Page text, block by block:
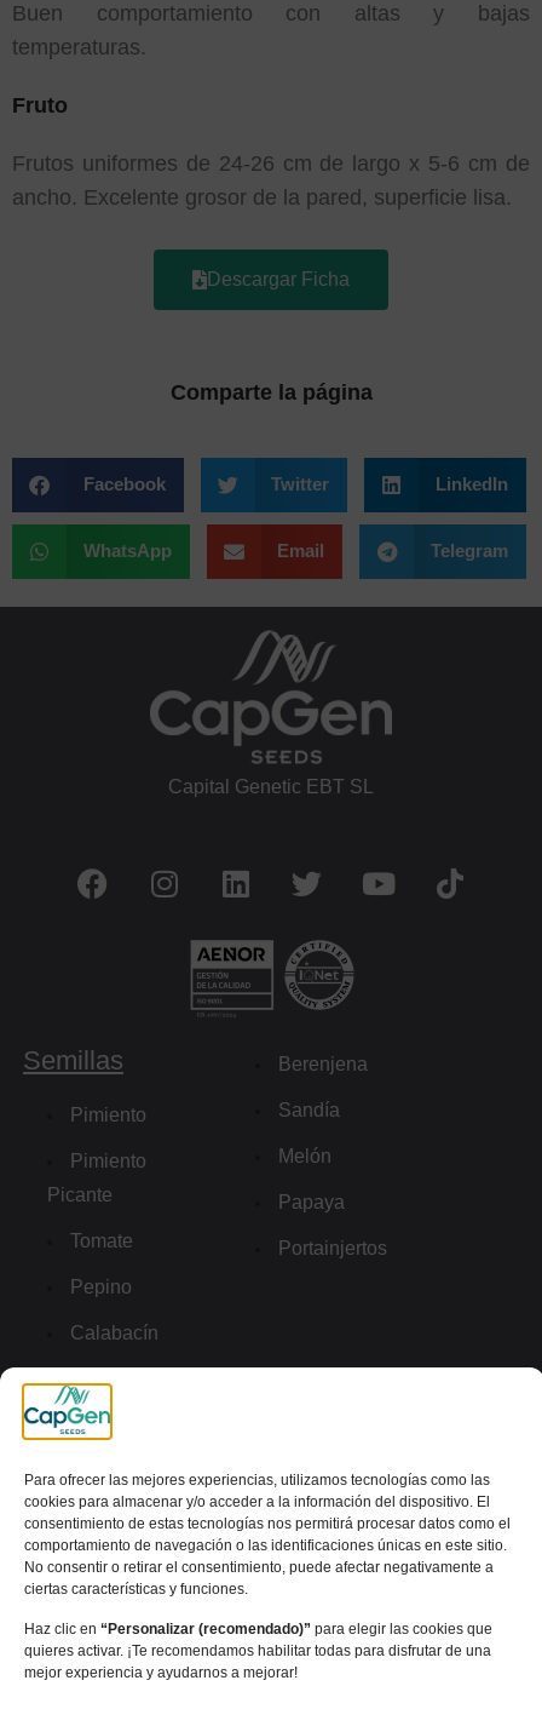
Para ofrecer las mejores experiencias, utilizamos tecnologías como las
cookies para almacenar y/o acceder a la información del dispositivo. El
consentimiento de estas tecnologías nos permitirá procesar datos como el
comportamiento de navegación o las identificaciones únicas en este sitio.
No consentir o retirar el consentimiento, puede afectar negativamente a
ciertas características y funciones.
Haz clic en “Personalizar (recomendado)” para elegir las cookies que
quieres activar. ¡Te recomendamos habilitar todas para disfrutar de una
mejor experiencia y ayudarnos a mejorar!
Buen comportamiento con altas y bajas
temperaturas.
Fruto
Frutos uniformes de 24-26 cm de largo x 5-6 cm de
ancho. Excelente grosor de la pared, superficie lisa.
Descargar Ficha
Comparte la página
Facebook Twitter LinkedIn
WhatsApp Email Telegram
Capital Genetic EBT SL
Semillas
Pimiento
Pimiento
Picante
Tomate
Pepino
Calabacín
Berenjena
Sandía
Melón
Papaya
Portainjertos
Enlaces de interés
Descargas
Definición de Términos
Resistencias
Virtual Tour
Aviso Legal
Cookies